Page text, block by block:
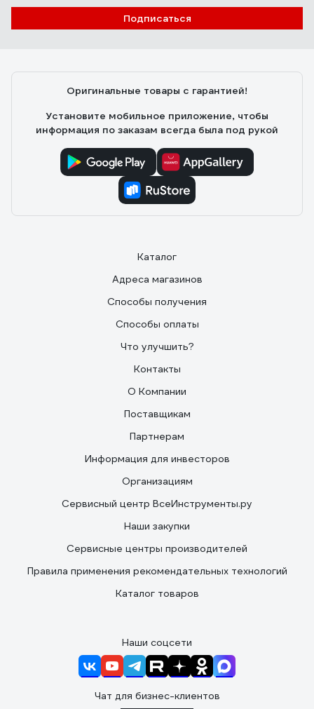
Подписаться
Оригинальные товары с гарантией!
Установите мобильное приложение, чтобы
информация по заказам всегда была под рукой
Каталог
Адреса магазинов
Способы получения
Способы оплаты
Что улучшить?
Контакты
О Компании
Поставщикам
Партнерам
Информация для инвесторов
Организациям
Сервисный центр ВсеИнструменты.ру
Наши закупки
Сервисные центры производителей
Правила применения рекомендательных технологий
Каталог товаров
Наши соцсети
Чат для бизнес-клиентов